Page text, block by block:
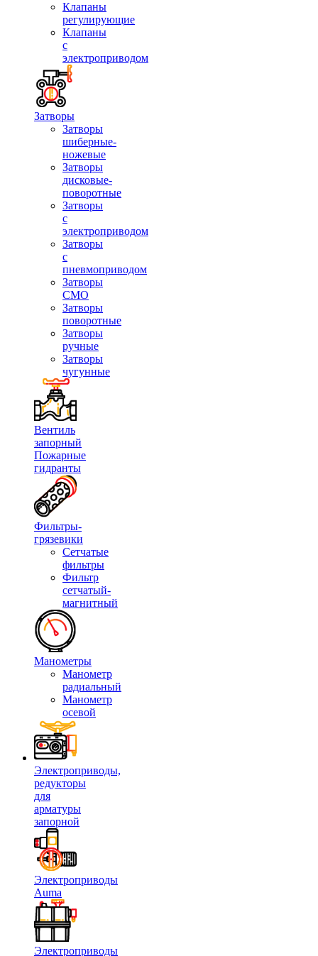
Клапаны
регулирующие
Клапаны
с
электроприводом
Затворы
Затворы
шиберные-
ножевые
Затворы
дисковые-
поворотные
Затворы
с
электроприводом
Затворы
с
пневмоприводом
Затворы
СМО
Затворы
поворотные
Затворы
ручные
Затворы
чугунные
Вентиль
запорный
Пожарные
гидранты
Фильтры-
грязевики
Сетчатые
фильтры
Фильтр
сетчатый-
магнитный
Манометры
Манометр
радиальный
Манометр
осевой
Электроприводы,
редукторы
для
арматуры
запорной
Электроприводы
Auma
Электроприводы